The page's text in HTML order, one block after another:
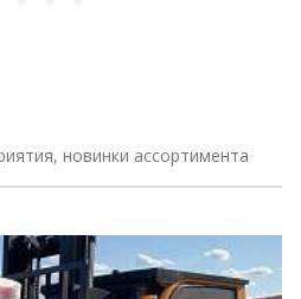
новинки ассортимента